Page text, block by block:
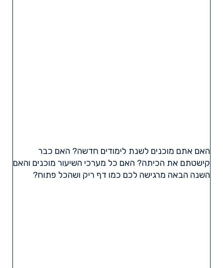
האם אתם מוכנים לשנת לימודים חדשה? האם כבר
קישטתם את הכיתה? האם כל מערכי השיעור מוכנים והאם
השנה הבאה מרגישה לכם כמו דף ריק ושהכל פתוח?